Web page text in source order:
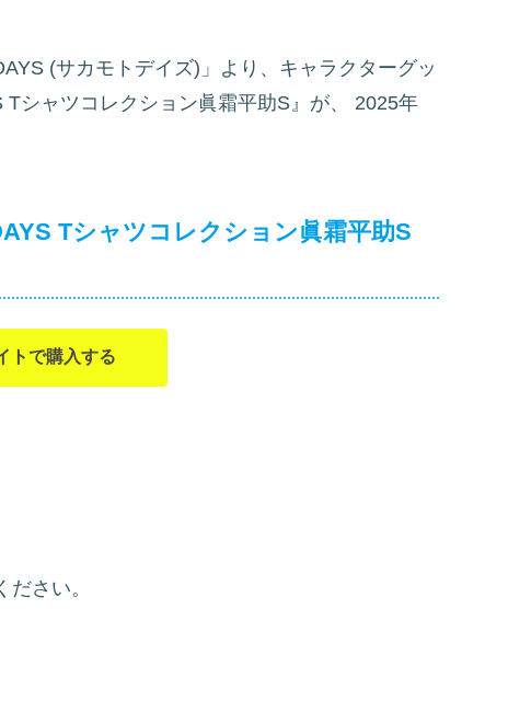
(サカモトデイズ)」より、キャラクターグッ
シャツコレクション眞霜平助S』が、
2025年
Tシャツコレクション眞霜平助S
トで購入する
さい。